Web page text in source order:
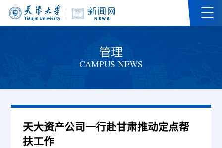
管理
CAMPUS NEWS
天大资产公司一行赴甘肃推动定点帮
扶工作